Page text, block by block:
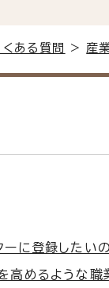
くある質問 > 産
ーに登録したい
高めるような職